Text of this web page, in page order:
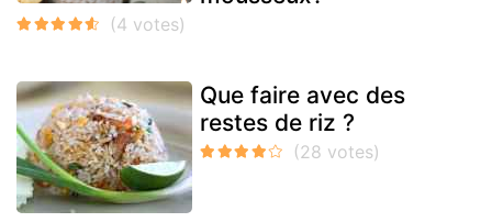
Que faire avec des
restes de riz ?